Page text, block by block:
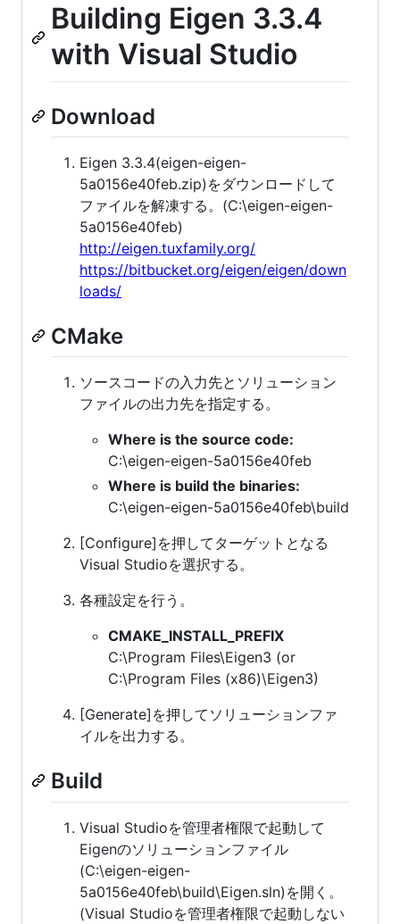
Building Eigen 3.3.4
with Visual Studio
Download
Eigen 3.3.4(eigen-eigen-
5a0156e40feb.zip)をダウンロードして
ファイルを解凍する。(C:\eigen-eigen-
5a0156e40feb)
http://eigen.tuxfamily.org/
https://bitbucket.org/eigen/eigen/down
loads/
CMake
ソースコードの入力先とソリューション
ファイルの出力先を指定する。
Where is the source code:
C:\eigen-eigen-5a0156e40feb
Where is build the binaries:
C:\eigen-eigen-5a0156e40feb\build
[Configure]を押してターゲットとなる
Visual Studioを選択する。
各種設定を行う。
CMAKE_INSTALL_PREFIX
C:\Program Files\Eigen3 (or
C:\Program Files (x86)\Eigen3)
[Generate]を押してソリューションファ
イルを出力する。
Build
Visual Studioを管理者権限で起動して
Eigenのソリューションファイル
(C:\eigen-eigen-
5a0156e40feb\build\Eigen.sln)を開く。
(Visual Studioを管理者権限で起動しない